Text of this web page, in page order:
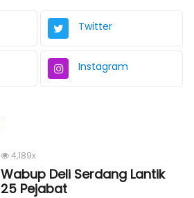
Twitter
Instagram
4,189x
Wabup Deli Serdang Lantik
25 Pejabat